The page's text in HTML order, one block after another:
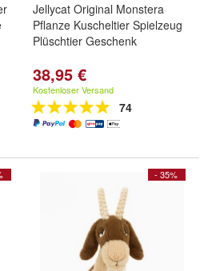
Jellycat Original Monstera
Pflanze Kuscheltier Spielzeug
Plüschtier Geschenk
38,95 €
Kostenloser Versand
74
- 35%